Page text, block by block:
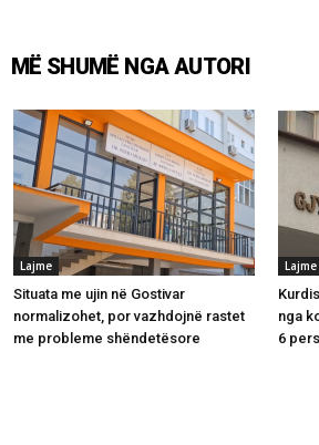
MË SHUMË NGA AUTORI
Lajme
Situata me ujin në Gostivar
normalizohet, por vazhdojnë rastet
me probleme shëndetësore
Lajme
nga
6